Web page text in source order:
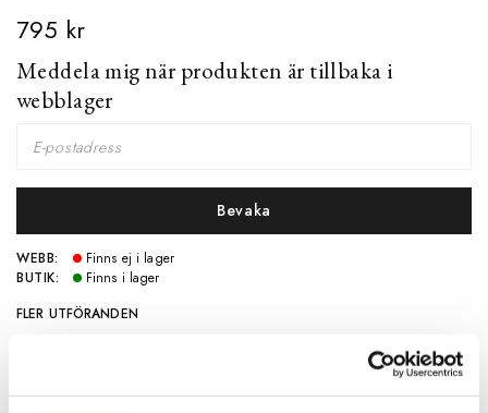
795 kr
Meddela mig när produkten är tillbaka i
webblager
Bevaka
WEBB:
Finns ej i lager
BUTIK:
Finns i lager
FLER UTFÖRANDEN